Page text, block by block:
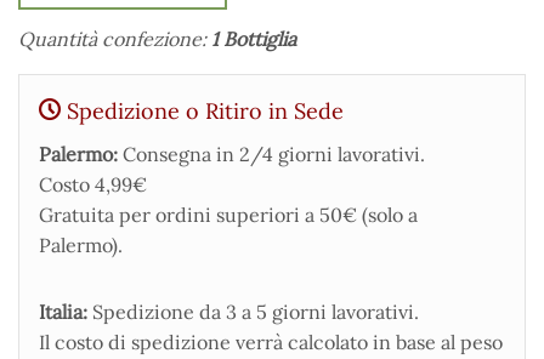
Quantità confezione: 1 Bottiglia
Spedizione o Ritiro in Sede
Palermo: Consegna in 2/4 giorni lavorativi.
Costo 4,99€
Gratuita per ordini superiori a 50€ (solo a
Palermo).
Italia: Spedizione da 3 a 5 giorni lavorativi.
Il costo di spedizione verrà calcolato in base al peso